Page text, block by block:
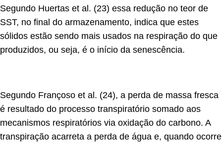
Segundo Huertas et al. (23) essa redução no teor de
SST, no final do armazenamento, indica que estes
sólidos estão sendo mais usados na respiração do que
produzidos, ou seja, é o início da senescência.
Segundo Françoso et al. (24), a perda de massa fresca
é resultado do processo transpiratório somado aos
mecanismos respiratórios via oxidação do carbono. A
transpiração acarreta a perda de água e, quando ocorre